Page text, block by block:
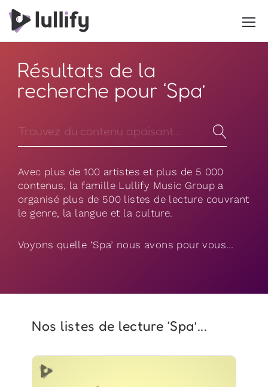
Résultats de la
recherche pour ‘Spa’
Avec plus de 100 artistes et plus de 5 000
contenus, la famille Lullify Music Group a
organisé plus de 500 listes de lecture couvrant
le genre, la langue et la culture.
Voyons quelle ‘Spa’ nous avons pour vous…
Nos listes de lecture ‘Spa’...